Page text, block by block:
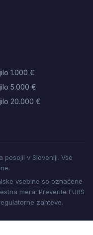
1.000 €
5.000 €
20.000 €
posojil v Sloveniji. Vse
vsebine so označene
mera. Preverite FURS
zahteve.